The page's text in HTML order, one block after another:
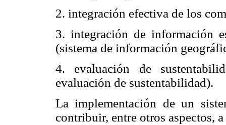
2. integración efectiva de los
3. integración de información
(sistema de información
4. evaluación de
evaluación de sustentabilidad).
La implementación de un
contribuir, entre otros aspectos,